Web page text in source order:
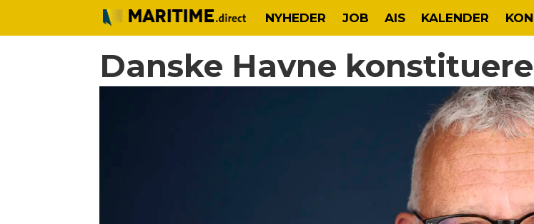
NYHEDER JOB AIS KALENDER
Danske Havne